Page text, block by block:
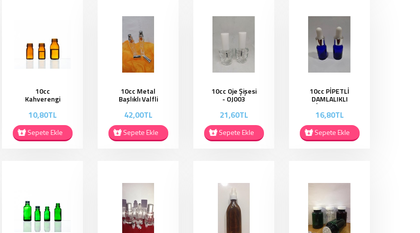
10cc
Kahverengi
EC006
10,80TL
Sepete Ekle
10cc Metal
Başlıklı Valfli
Şişe - MB001
42,00TL
Sepete Ekle
10cc Oje Şişesi
- OJ003
21,60TL
Sepete Ekle
10cc PİPETLİ
DAMLALIKLI
ŞİŞE PD004
16,80TL
Sepete Ekle